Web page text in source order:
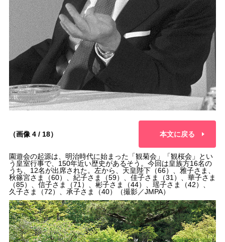
（画像 4 / 18） 本文に戻る
園遊会の起源は、明治時代に始まった「観菊会」「観桜会」とい
う皇室行事で、150年近い歴史があるそう。今回は皇族方16名の
うち、12名が出席された。左から、天皇陛下（66）、雅子さま、
秋篠宮さま（60）、紀子さま（59）、佳子さま（31）、華子さま
（85）、信子さま（71）、彬子さま（44）、瑶子さま（42）、
久子さま（72）、承子さま（40）（撮影／JMPA）